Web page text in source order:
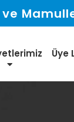
Üye